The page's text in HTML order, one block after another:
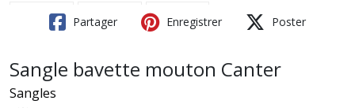
Partager Enregistrer Poster
Sangle bavette mouton Canter
Sangles